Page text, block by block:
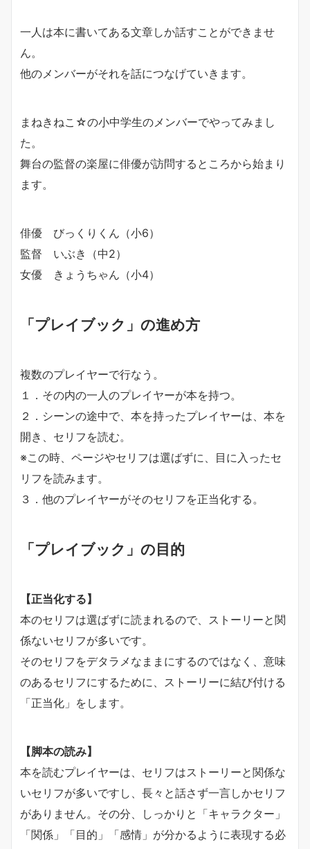
一人は本に書いてある文章しか話すことができませ
ん。
他のメンバーがそれを話につなげていきます。
まねきねこ☆の小中学生のメンバーでやってみまし
た。
舞台の監督の楽屋に俳優が訪問するところから始まり
ます。
俳優 びっくりくん（小6）
監督 いぶき（中2）
女優 きょうちゃん（小4）
「プレイブック」の進め方
複数のプレイヤーで行なう。
１．その内の一人のプレイヤーが本を持つ。
２．シーンの途中で、本を持ったプレイヤーは、本を
開き、セリフを読む。
※この時、ページやセリフは選ばずに、目に入ったセ
リフを読みます。
３．他のプレイヤーがそのセリフを正当化する。
「プレイブック」の目的
【正当化する】
本のセリフは選ばずに読まれるので、ストーリーと関
係ないセリフが多いです。
そのセリフをデタラメなままにするのではなく、意味
のあるセリフにするために、ストーリーに結び付ける
「正当化」をします。
【脚本の読み】
本を読むプレイヤーは、セリフはストーリーと関係な
いセリフが多いですし、長々と話さず一言しかセリフ
がありません。その分、しっかりと「キャラクター」
「関係」「目的」「感情」が分かるように表現する必